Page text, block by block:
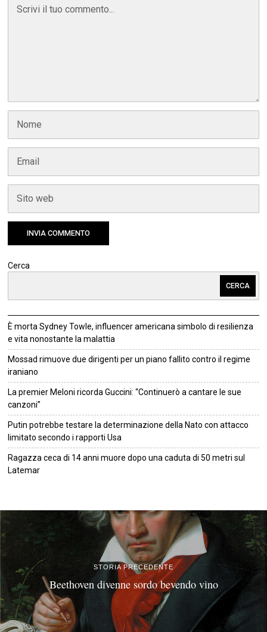
Cerca
CERCA
È morta Sydney Towle, influencer americana simbolo di resilienza
e vita nonostante la malattia
Mossad rimuove due dirigenti per un piano fallito contro il regime
iraniano
La premier Meloni ricorda Guccini: “Continuerò a cantare le sue
canzoni”
Putin potrebbe testare la determinazione della Nato con attacco
limitato secondo i rapporti Usa
Ragazza ceca di 14 anni muore dopo una caduta di 50 metri sul
Latemar
STORIA PRECEDENTE
Beethoven divenne sordo bevendo vino